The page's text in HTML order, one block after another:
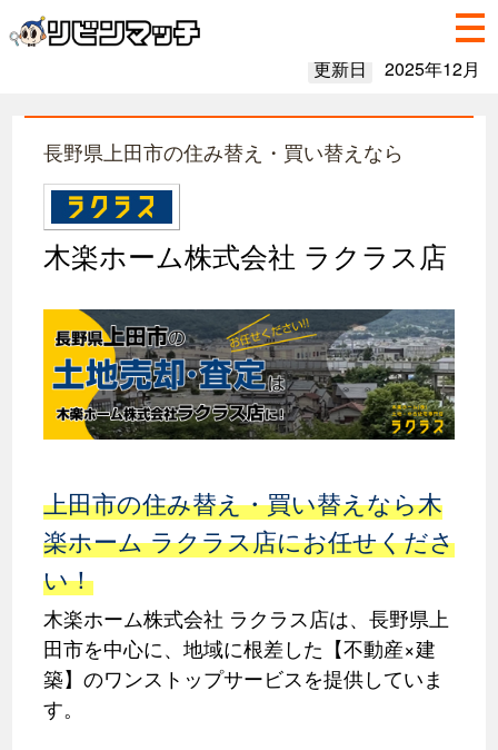
更新日 2025年12月
長野県上田市の住み替え・買い替えなら
木楽ホーム株式会社 ラクラス店
上田市の住み替え・買い替えなら木
楽ホーム ラクラス店にお任せくださ
い！
木楽ホーム株式会社 ラクラス店は、長野県上
田市を中心に、地域に根差した【不動産×建
築】のワンストップサービスを提供していま
す。